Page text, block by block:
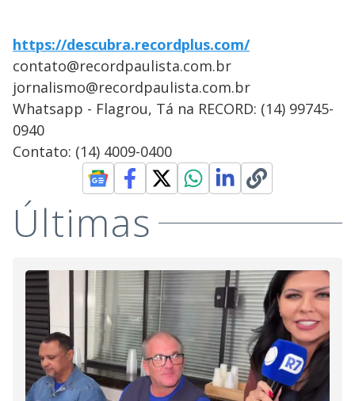
https://descubra.recordplus.com/
contato@recordpaulista.com.br
jornalismo@recordpaulista.com.br
Whatsapp - Flagrou, Tá na RECORD: (14) 99745-
0940
Contato: (14) 4009-0400
Últimas